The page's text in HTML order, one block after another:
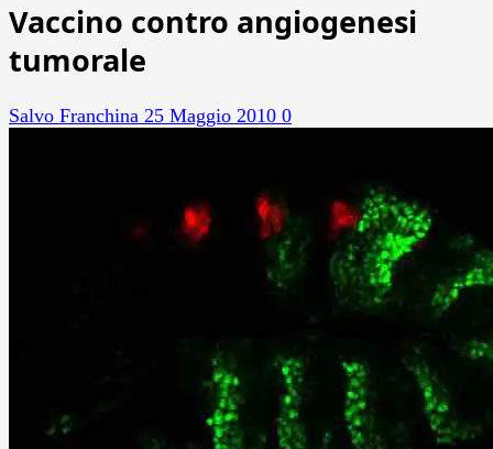
Vaccino contro angiogenesi
tumorale
Salvo Franchina 25 Maggio 2010 0